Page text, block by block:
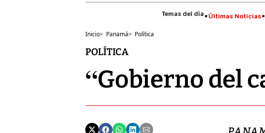
Últimas Noticias
Inicio> Panamá> Política
POLÍTICA
“Gobierno del